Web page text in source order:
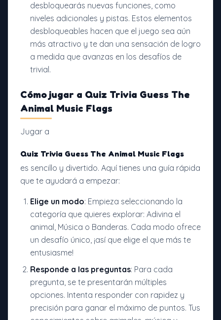
desbloquearás nuevas funciones, como
niveles adicionales y pistas. Estos elementos
desbloqueables hacen que el juego sea aún
más atractivo y te dan una sensación de logro
a medida que avanzas en los desafíos de
trivial.
Cómo jugar a Quiz Trivia Guess The
Animal Music Flags
Jugar a
Quiz Trivia Guess The Animal Music Flags
es sencillo y divertido. Aquí tienes una guía rápida
que te ayudará a empezar:
Elige un modo: Empieza seleccionando la
categoría que quieres explorar: Adivina el
animal, Música o Banderas. Cada modo ofrece
un desafío único, ¡así que elige el que más te
entusiasme!
Responde a las preguntas: Para cada
pregunta, se te presentarán múltiples
opciones. Intenta responder con rapidez y
precisión para ganar el máximo de puntos. Tus